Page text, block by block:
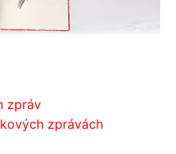
zpráv
zprávách